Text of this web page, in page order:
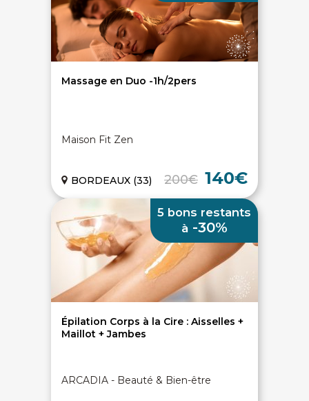
Massage en Duo -1h/2pers
Maison Fit Zen
200€ 140€
BORDEAUX (33)
Épilation Corps à la Cire : Aisselles +
Maillot + Jambes
ARCADIA - Beauté & Bien-être
5 bons restants
à -30%
Chèques cadeaux bien-être
Dernières minutes spa
Évènements bien-être
Articles bien-être
Top recherches
Carte interactive
Hammam
Massage modelage
Massage relaxant
Massage couple Duo
Massage future maman
Qui sommes-nous
Politique de confidentialité